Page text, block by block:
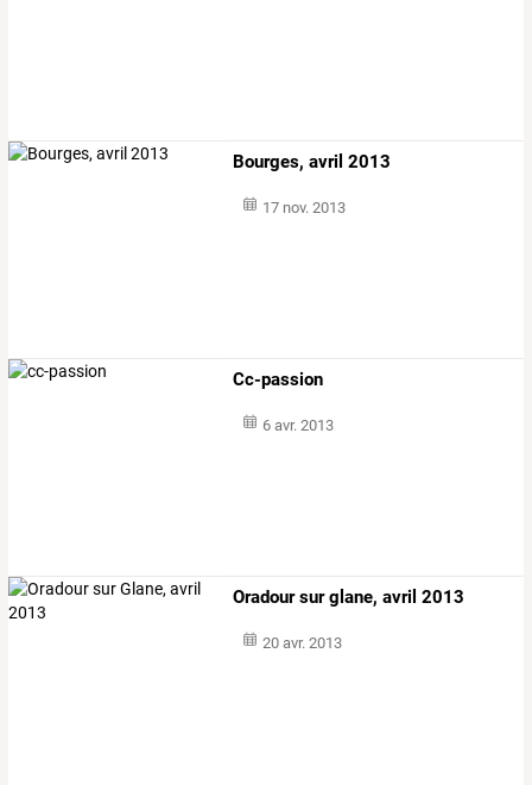
Bourges, avril 2013
17 nov. 2013
Cc-passion
6 avr. 2013
Oradour sur glane, avril 2013
20 avr. 2013